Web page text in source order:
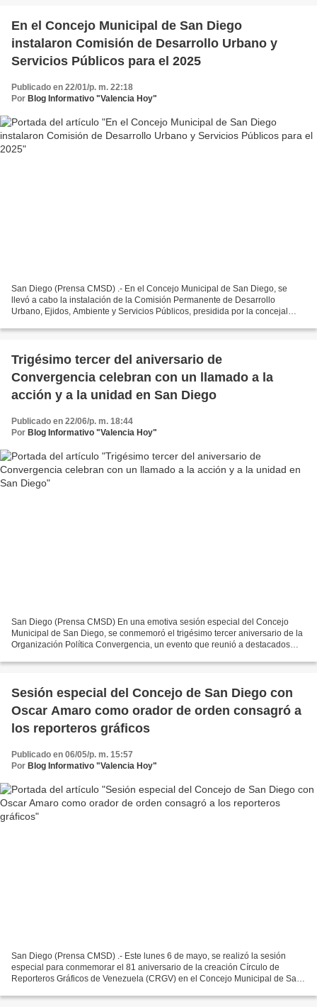
En el Concejo Municipal de San Diego
instalaron Comisión de Desarrollo Urbano y
Servicios Públicos para el 2025
Publicado en 22/01/p. m. 22:18
Por Blog Informativo "Valencia Hoy"
San Diego (Prensa CMSD) .- En el Concejo Municipal de San Diego, se
llevó a cabo la instalación de la Comisión Permanente de Desarrollo
Urbano, Ejidos, Ambiente y Servicios Públicos, presidida por la concejal
Trigésimo tercer del aniversario de
Convergencia celebran con un llamado a la
acción y a la unidad en San Diego
Publicado en 22/06/p. m. 18:44
Por Blog Informativo "Valencia Hoy"
San Diego (Prensa CMSD) En una emotiva sesión especial del Concejo
Municipal de San Diego, se conmemoró el trigésimo tercer aniversario de la
Organización Política Convergencia, un evento que reunió a destacados
Sesión especial del Concejo de San Diego con
Oscar Amaro como orador de orden consagró a
los reporteros gráficos
Publicado en 06/05/p. m. 15:57
Por Blog Informativo "Valencia Hoy"
San Diego (Prensa CMSD) .- Este lunes 6 de mayo, se realizó la sesión
especial para conmemorar el 81 aniversario de la creación Círculo de
Reporteros Gráficos de Venezuela (CRGV) en el Concejo Municipal de San